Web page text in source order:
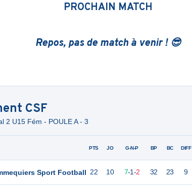
PROCHAIN MATCH
Repos, pas de match à venir ! 😎
CSF
2 U15 Fém - POULE A - 3
Sport Football
PTS JO G-N-P BP BC DIFF
22 10 7-1-2 32 23 9